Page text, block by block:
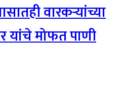
वारकऱ्यांच्या
यांचे मोफत पाणी